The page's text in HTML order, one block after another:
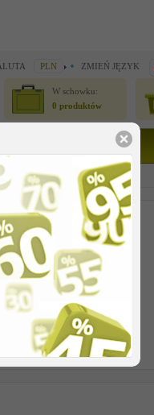
PLN ZMIEŃ JĘZYK
W schowku:
0 produktów